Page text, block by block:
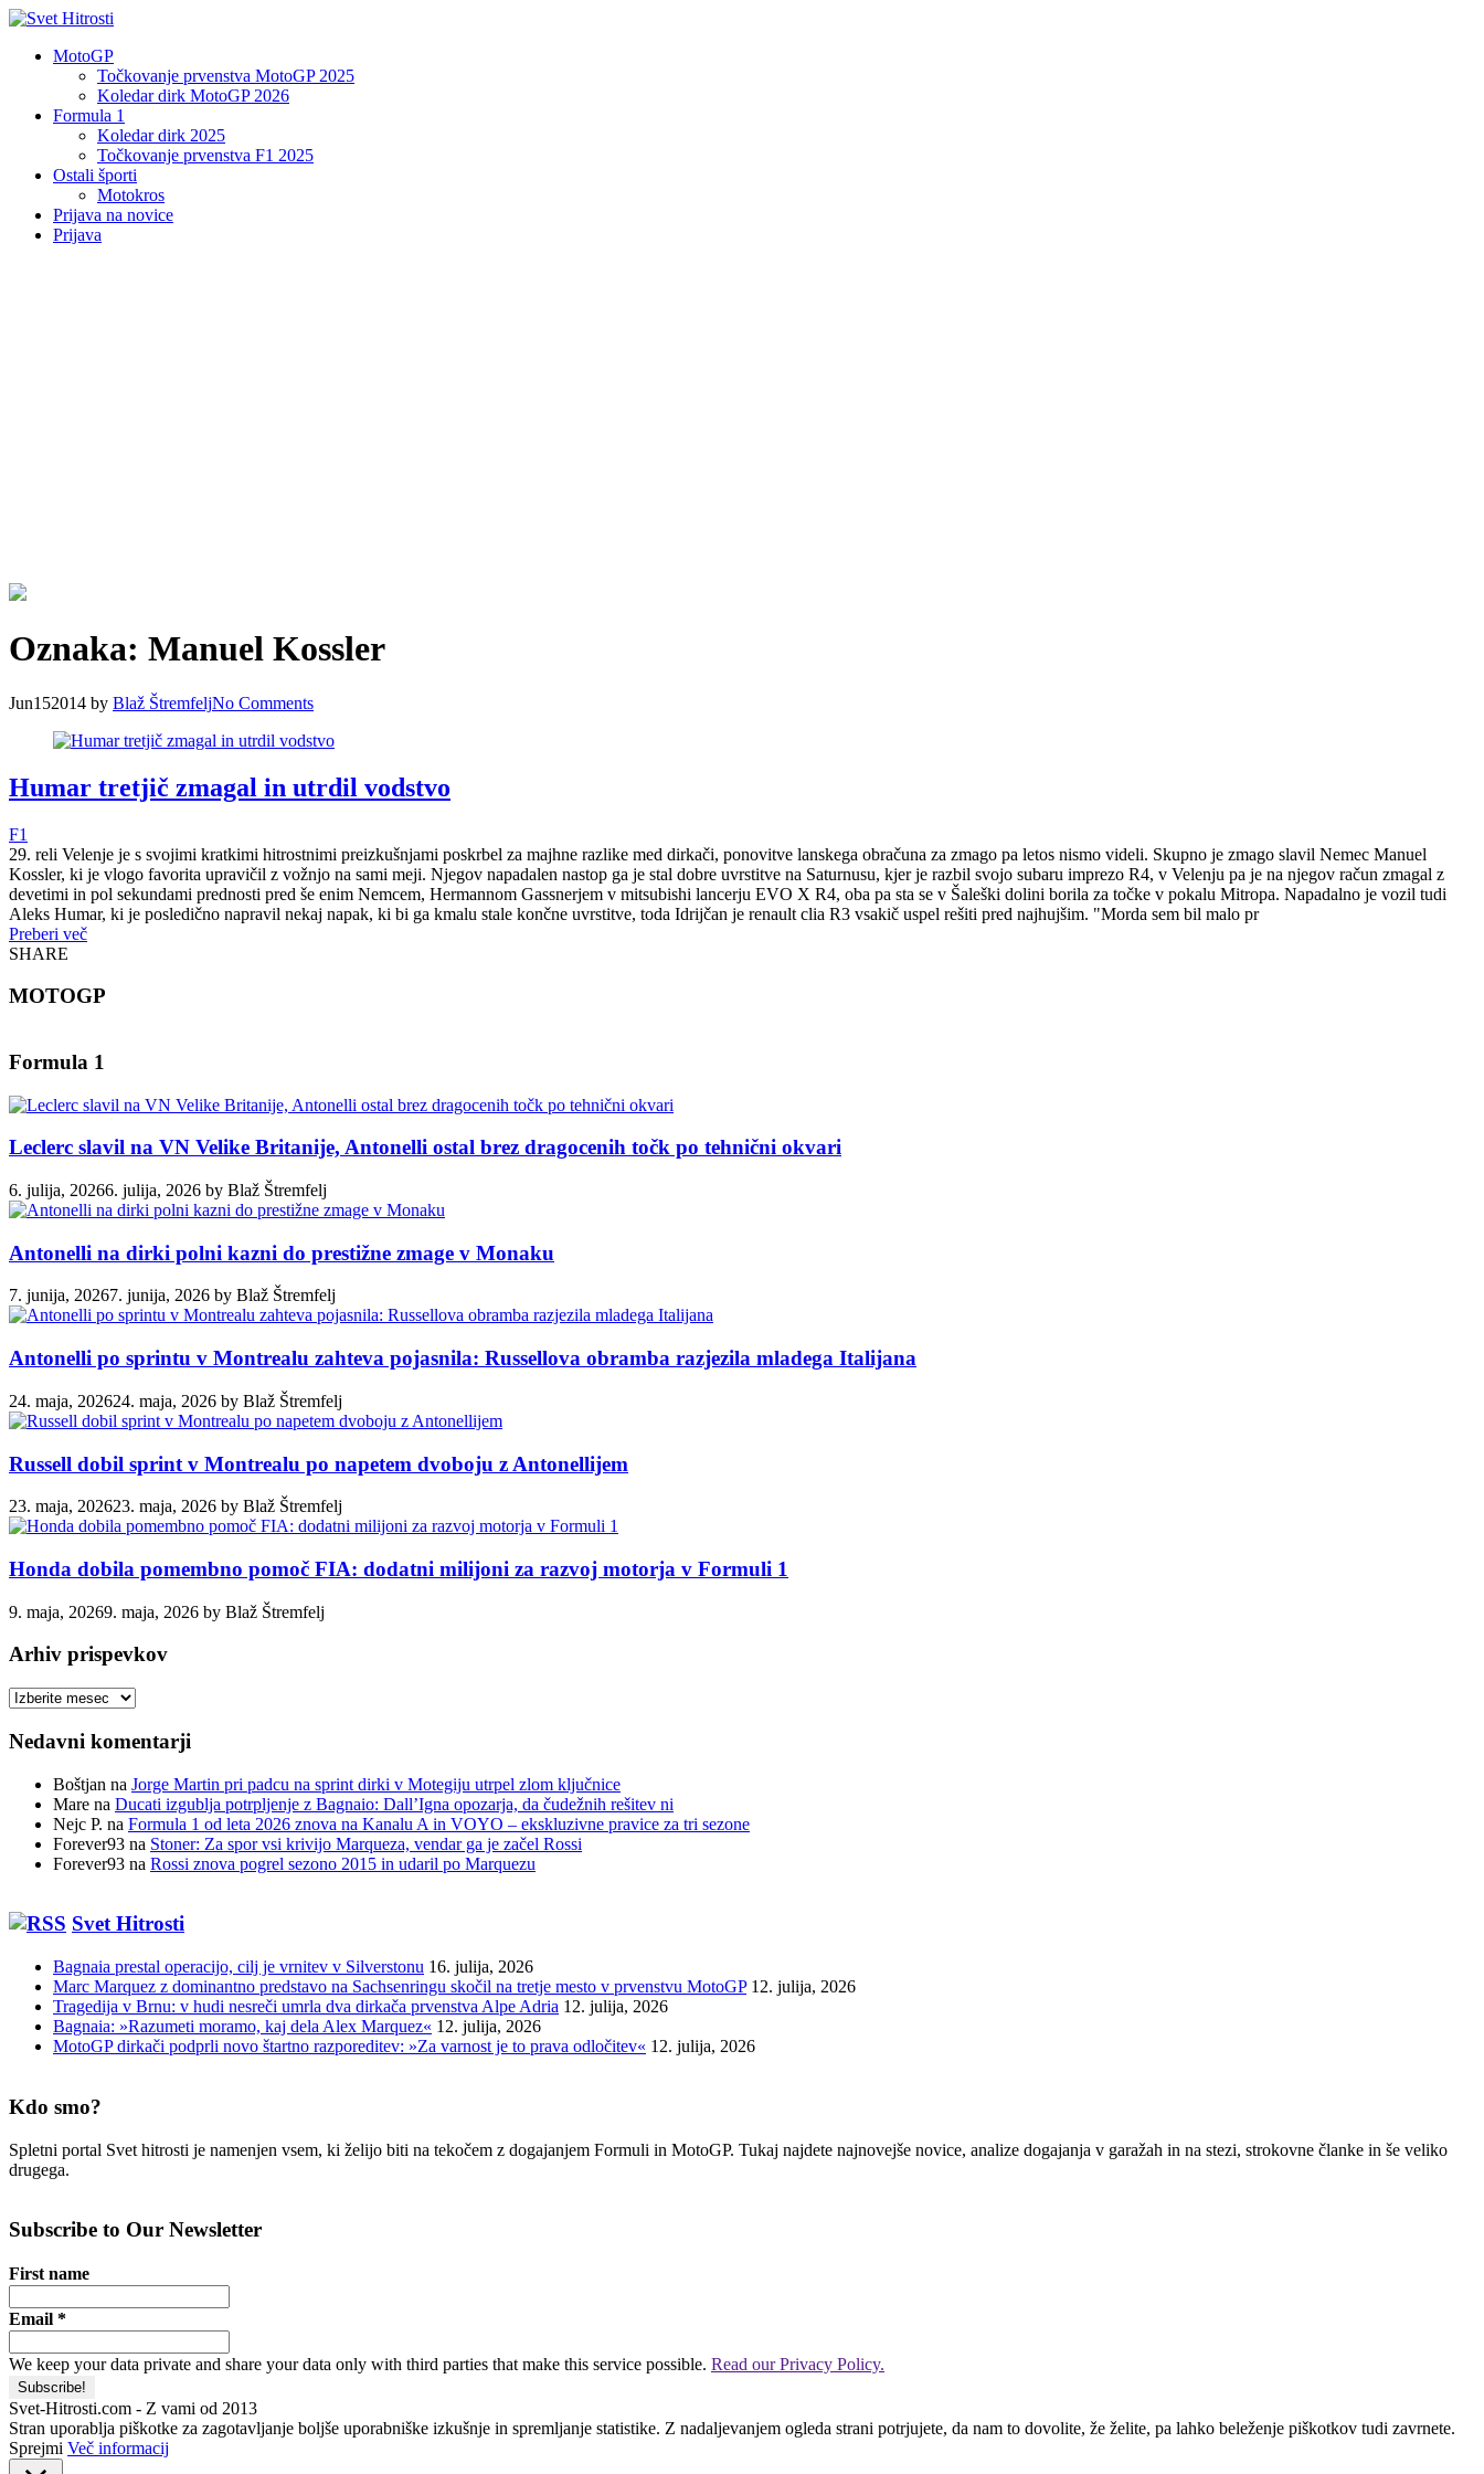
MotoGP
Točkovanje prvenstva MotoGP 2025
Koledar dirk MotoGP 2026
Formula 1
Koledar dirk 2025
Točkovanje prvenstva F1 2025
Ostali športi
Motokros
Prijava na novice
Prijava
Oznaka: Manuel Kossler
Jun152014 by Blaž ŠtremfeljNo Comments
Humar tretjič zmagal in utrdil vodstvo
F1
29. reli Velenje je s svojimi kratkimi hitrostnimi preizkušnjami poskrbel za majhne razlike med dirkači, ponovitve lanskega obračuna za zmago pa letos nismo videli. Skupno je zmago slavil Nemec Manuel
Kossler, ki je vlogo favorita upravičil z vožnjo na sami meji. Njegov napadalen nastop ga je stal dobre uvrstitve na Saturnusu, kjer je razbil svojo subaru imprezo R4, v Velenju pa je na njegov račun zmagal z
devetimi in pol sekundami prednosti pred še enim Nemcem, Hermannom Gassnerjem v mitsubishi lancerju EVO X R4, oba pa sta se v Šaleški dolini borila za točke v pokalu Mitropa. Napadalno je vozil tudi
Aleks Humar, ki je posledično napravil nekaj napak, ki bi ga kmalu stale končne uvrstitve, toda Idrijčan je renault clia R3 vsakič uspel rešiti pred najhujšim. "Morda sem bil malo pr
Preberi več
SHARE
MOTOGP
Formula 1
Leclerc slavil na VN Velike Britanije, Antonelli ostal brez dragocenih točk po tehnični okvari
6. julija, 20266. julija, 2026 by Blaž Štremfelj
Antonelli na dirki polni kazni do prestižne zmage v Monaku
7. junija, 20267. junija, 2026 by Blaž Štremfelj
Antonelli po sprintu v Montrealu zahteva pojasnila: Russellova obramba razjezila mladega Italijana
24. maja, 202624. maja, 2026 by Blaž Štremfelj
Russell dobil sprint v Montrealu po napetem dvoboju z Antonellijem
23. maja, 202623. maja, 2026 by Blaž Štremfelj
Honda dobila pomembno pomoč FIA: dodatni milijoni za razvoj motorja v Formuli 1
9. maja, 20269. maja, 2026 by Blaž Štremfelj
Arhiv prispevkov
Arhiv
Nedavni komentarji
Boštjan na Jorge Martin pri padcu na sprint dirki v Motegiju utrpel zlom ključnice
Mare na Ducati izgublja potrpljenje z Bagnaio: Dall’Igna opozarja, da čudežnih rešitev ni
Nejc P. na Formula 1 od leta 2026 znova na Kanalu A in VOYO – ekskluzivne pravice za tri sezone
Forever93 na Stoner: Za spor vsi krivijo Marqueza, vendar ga je začel Rossi
Forever93 na Rossi znova pogrel sezono 2015 in udaril po Marquezu
Svet Hitrosti
Bagnaia prestal operacijo, cilj je vrnitev v Silverstonu 16. julija, 2026
Marc Marquez z dominantno predstavo na Sachsenringu skočil na tretje mesto v prvenstvu MotoGP 12. julija, 2026
Tragedija v Brnu: v hudi nesreči umrla dva dirkača prvenstva Alpe Adria 12. julija, 2026
Bagnaia: »Razumeti moramo, kaj dela Alex Marquez« 12. julija, 2026
MotoGP dirkači podprli novo štartno razporeditev: »Za varnost je to prava odločitev« 12. julija, 2026
Kdo smo?
Spletni portal Svet hitrosti je namenjen vsem, ki želijo biti na tekočem z dogajanjem Formuli in MotoGP. Tukaj najdete najnovejše novice, analize dogajanja v garažah in na stezi, strokovne članke in še veliko
drugega.
Subscribe to Our Newsletter
First name
Email *
We keep your data private and share your data only with third parties that make this service possible. Read our Privacy Policy.
Svet-Hitrosti.com - Z vami od 2013
Stran uporablja piškotke za zagotavljanje boljše uporabniške izkušnje in spremljanje statistike. Z nadaljevanjem ogleda strani potrjujete, da nam to dovolite, že želite, pa lahko beleženje piškotkov tudi zavrnete.
Sprejmi Več informacij